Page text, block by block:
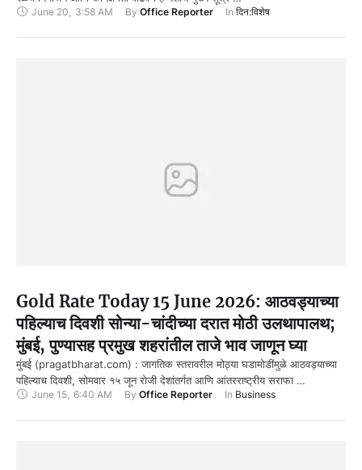
June 20 3:58 AM By Office Reporter In दिन:विशेष
Gold Rate Today 15 June 2026: आठवड्याच्या
पहिल्याच दिवशी सोन्या-चांदीच्या दरात मोठी उलथापालथ;
मुंबई, पुण्यासह प्रमुख शहरांतील ताजे भाव जाणून घ्या
मुंबई (pragatbharat.com) : जागतिक स्तरावरील मोठ्या घडामोडींमुळे आठवड्याच्या
पहिल्याच दिवशी, सोमवार १५ जून रोजी देशांतर्गत आणि आंतरराष्ट्रीय सराफा …
June 15 6:40 AM By Office Reporter In Business